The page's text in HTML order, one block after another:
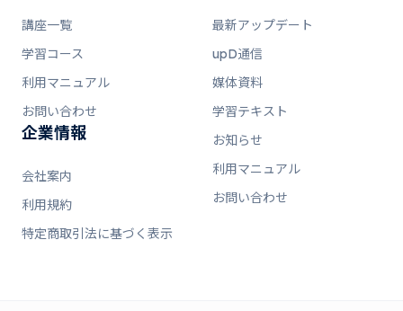
講座一覧
学習コース
利用マニュアル
お問い合わせ
企業情報
会社案内
利用規約
特定商取引法に基づく表示
最新アップデート
upD通信
媒体資料
学習テキスト
お知らせ
利用マニュアル
お問い合わせ